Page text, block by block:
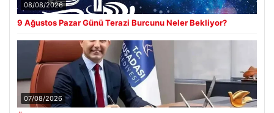
08/08/2026
9 Ağustos Pazar Günü Terazi Burcunu Neler Bekliyor?
07/08/2026